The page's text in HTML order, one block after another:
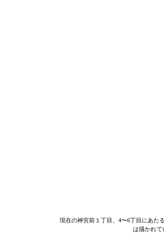
現在の神宮前１丁目、4〜6丁目にあた
は描かれて